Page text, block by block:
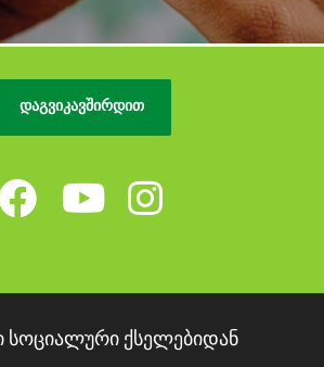
ᲓᲐᲒᲕᲘᲙᲐᲕᲨᲘᲠᲓᲘᲗ
სოციალური ქსელებიდან